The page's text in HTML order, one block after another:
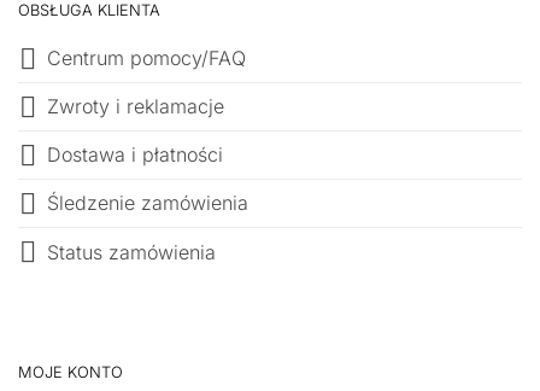
OBSŁUGA KLIENTA
Centrum pomocy/FAQ
Zwroty i reklamacje
Dostawa i płatności
Śledzenie zamówienia
Status zamówienia
MOJE KONTO